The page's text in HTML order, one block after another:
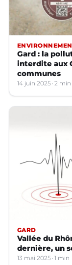
Gard : la
interdite aux
communes
14 juin 2025 2 min
GARD
Vallée du
dernière, un
13 mai 2025 1 min